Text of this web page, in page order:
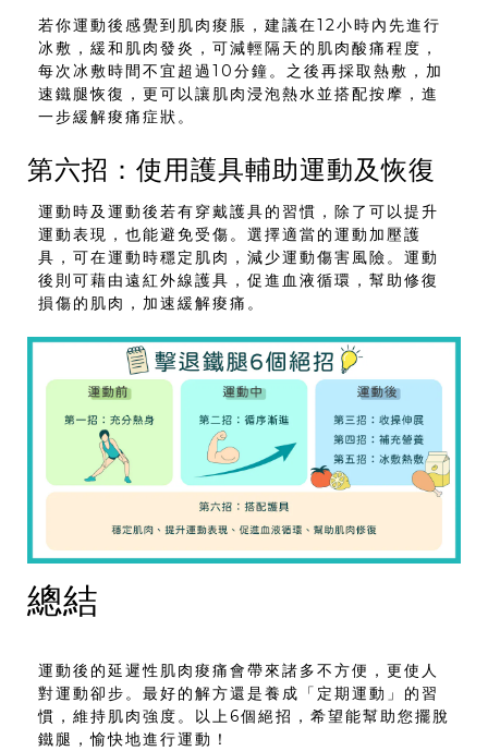
若你運動後感覺到肌肉痠脹，建議在12小時內先進行
冰敷，緩和肌肉發炎，可減輕隔天的肌肉酸痛程度，
每次冰敷時間不宜超過10分鐘。之後再採取熱敷，加
速鐵腿恢復，更可以讓肌肉浸泡熱水並搭配按摩，進
一步緩解痠痛症狀。
第六招：使用護具輔助運動及恢復
運動時及運動後若有穿戴護具的習慣，除了可以提升
運動表現，也能避免受傷。選擇適當的運動加壓護
具，可在運動時穩定肌肉，減少運動傷害風險。運動
後則可藉由遠紅外線護具，促進血液循環，幫助修復
損傷的肌肉，加速緩解痠痛。
總結
運動後的延遲性肌肉痠痛會帶來諸多不方便，更使人
對運動卻步。最好的解方還是養成「定期運動」的習
慣，維持肌肉強度。以上6個絕招，希望能幫助您擺脫
鐵腿，愉快地進行運動！